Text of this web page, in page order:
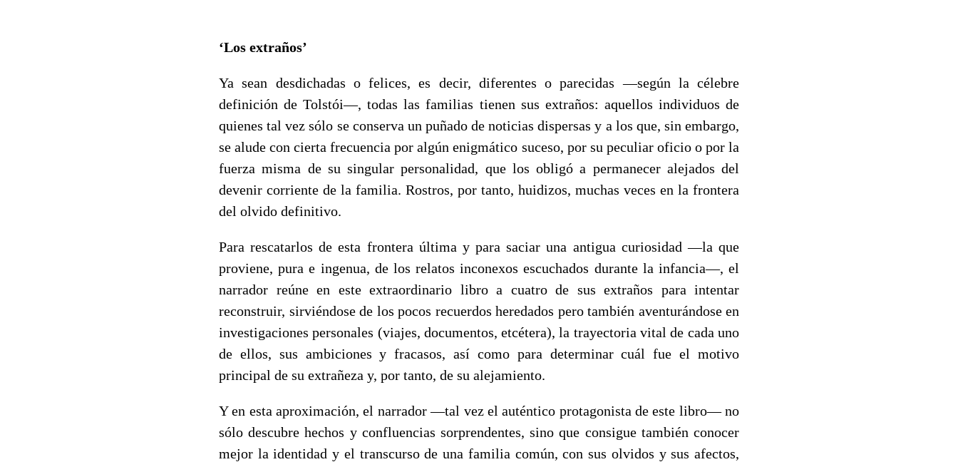
‘Los extraños’
Ya sean desdichadas o felices, es decir, diferentes o parecidas —según la célebre
definición de Tolstói—, todas las familias tienen sus extraños: aquellos individuos de
quienes tal vez sólo se conserva un puñado de noticias dispersas y a los que, sin embargo,
se alude con cierta frecuencia por algún enigmático suceso, por su peculiar oficio o por la
fuerza misma de su singular personalidad, que los obligó a permanecer alejados del
devenir corriente de la familia. Rostros, por tanto, huidizos, muchas veces en la frontera
del olvido definitivo.
Para rescatarlos de esta frontera última y para saciar una antigua curiosidad —la que
proviene, pura e ingenua, de los relatos inconexos escuchados durante la infancia—, el
narrador reúne en este extraordinario libro a cuatro de sus extraños para intentar
reconstruir, sirviéndose de los pocos recuerdos heredados pero también aventurándose en
investigaciones personales (viajes, documentos, etcétera), la trayectoria vital de cada uno
de ellos, sus ambiciones y fracasos, así como para determinar cuál fue el motivo
principal de su extrañeza y, por tanto, de su alejamiento.
Y en esta aproximación, el narrador —tal vez el auténtico protagonista de este libro— no
sólo descubre hechos y confluencias sorprendentes, sino que consigue también conocer
mejor la identidad y el transcurso de una familia común, con sus olvidos y sus afectos,